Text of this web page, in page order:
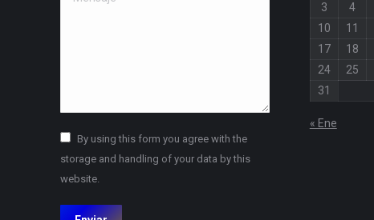
By using this form you agree with the
storage and handling of your data by this
website.
3
4
10
11
17
18
24
25
31
« Ene